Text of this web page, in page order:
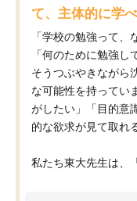
て、主体的に学
「学校の勉強って、
「何のために勉強し
そうつぶやきながら
な可能性を持ってい
がしたい」「目的意
的な欲求が見て取れ
私たち東大先生は、「